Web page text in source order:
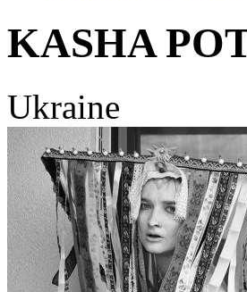
KASHA
Ukraine